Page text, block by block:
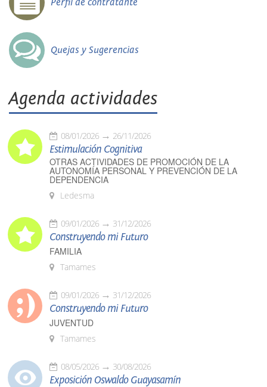
Quejas y Sugerencias
Agenda actividades
08/01/2026 26/11/2026
Estimulación Cognitiva
OTRAS ACTIVIDADES DE PROMOCIÓN DE LA
AUTONOMÍA PERSONAL Y PREVENCIÓN DE LA
DEPENDENCIA
Ledesma
09/01/2026 31/12/2026
Construyendo mi Futuro
FAMILIA
Tamames
09/01/2026 31/12/2026
Construyendo mi Futuro
JUVENTUD
Tamames
08/05/2026 30/08/2026
Exposición Oswaldo Guayasamín